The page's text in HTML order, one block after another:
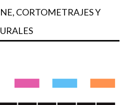
CORTOMETRAJES Y